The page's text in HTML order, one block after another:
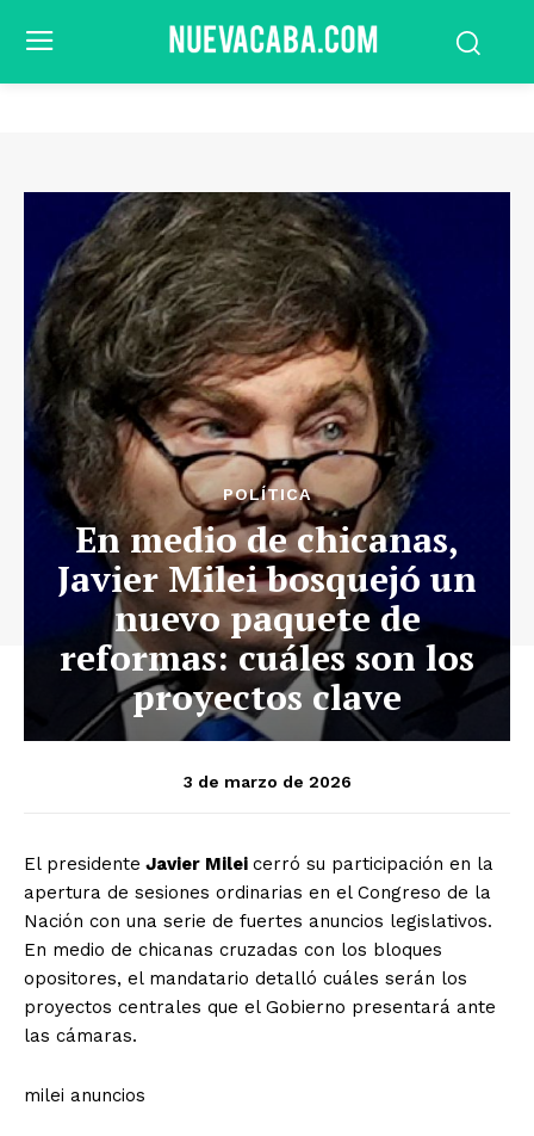
POLÍTICA
En medio de chicanas,
Javier Milei bosquejó un
nuevo paquete de
reformas: cuáles son los
proyectos clave
3 de marzo de 2026
El presidente Javier Milei cerró su participación en la
apertura de sesiones ordinarias en el Congreso de la
Nación con una serie de fuertes anuncios legislativos.
En medio de chicanas cruzadas con los bloques
opositores, el mandatario detalló cuáles serán los
proyectos centrales que el Gobierno presentará ante
las cámaras.
milei anuncios